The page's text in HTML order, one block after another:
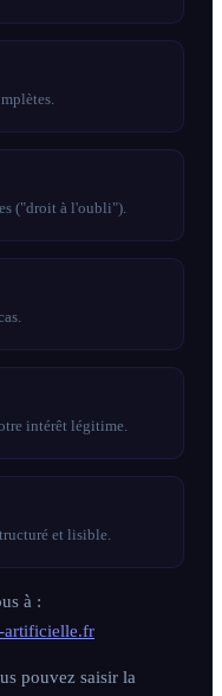
("droit à l'oubli").
intérêt légitime.
et lisible.
à :
artificielle.fr
pouvez saisir la